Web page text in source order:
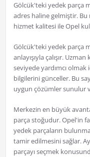
Gölcük'teki yedek parça
adres haline gelmiştir.
hizmet kalitesi ile Opel
Gölcük'teki yedek parça
anlayışıyla çalışır.
seviyede yardımcı
bilgilerini günceller. Bu
uygun çözümler sunulur
Merkezin en büyük
parça stoğudur. Opel'in
yedek parçaların
tamir edilmesini sağlar.
parçayı seçmek